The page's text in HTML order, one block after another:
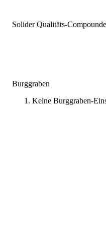
Solider Qualitäts-
Burggraben
Keine Burggraben-